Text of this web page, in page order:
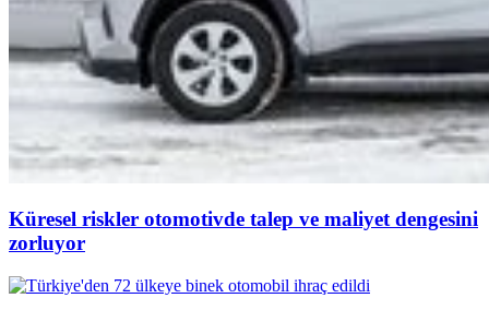
Küresel riskler otomotivde talep ve maliyet dengesini
zorluyor